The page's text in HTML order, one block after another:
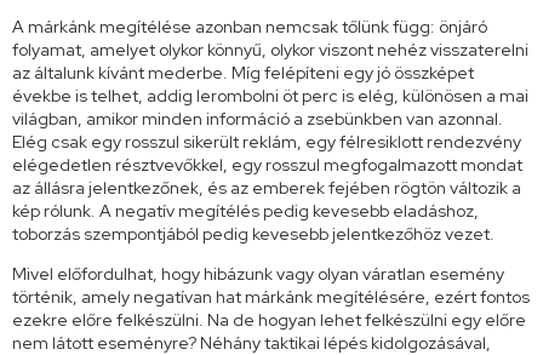
A márkánk megítélése azonban nemcsak tőlünk függ: önjáró
folyamat, amelyet olykor könnyű, olykor viszont nehéz visszaterelni
az általunk kívánt mederbe. Míg felépíteni egy jó összképet
évekbe is telhet, addig lerombolni öt perc is elég, különösen a mai
világban, amikor minden információ a zsebünkben van azonnal.
Elég csak egy rosszul sikerült reklám, egy félresiklott rendezvény
elégedetlen résztvevőkkel, egy rosszul megfogalmazott mondat
az állásra jelentkezőnek, és az emberek fejében rögtön változik a
kép rólunk. A negatív megítélés pedig kevesebb eladáshoz,
toborzás szempontjából pedig kevesebb jelentkezőhöz vezet.
Mivel előfordulhat, hogy hibázunk vagy olyan váratlan esemény
történik, amely negatívan hat márkánk megítélésére, ezért fontos
ezekre előre felkészülni. Na de hogyan lehet felkészülni egy előre
nem látott eseményre? Néhány taktikai lépés kidolgozásával,